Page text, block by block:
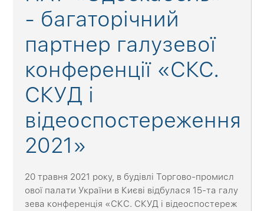
- багаторічний
партнер галузевої
конференції «СКС.
СКУД і
відеоспостереження
2021»
20 травня 2021 року, в будівлі Торгово-промисл
ової палати України в Києві відбулася 15-та галу
зева конференція «СКС. СКУД і відеоспостереж